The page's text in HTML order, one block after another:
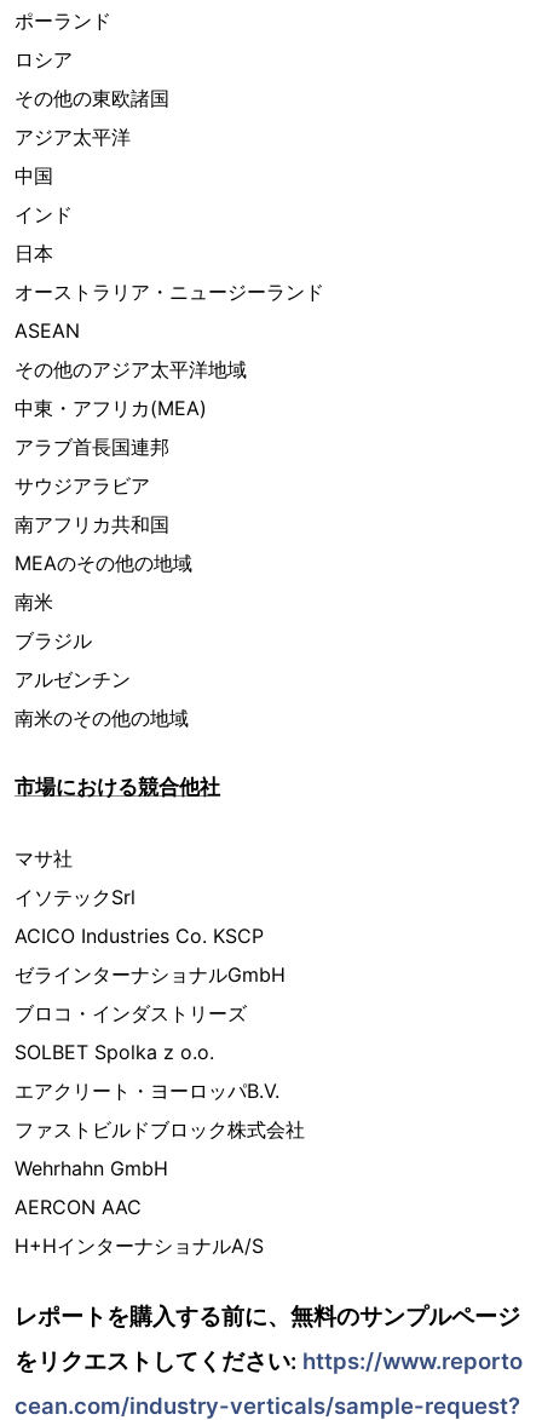
ポーランド
ロシア
その他の東欧諸国
アジア太平洋
中国
インド
日本
オーストラリア・ニュージーランド
ASEAN
その他のアジア太平洋地域
中東・アフリカ(MEA)
アラブ首長国連邦
サウジアラビア
南アフリカ共和国
MEAのその他の地域
南米
ブラジル
アルゼンチン
南米のその他の地域
市場における競合他社
マサ社
イソテックSrl
ACICO Industries Co. KSCP
ゼラインターナショナルGmbH
ブロコ・インダストリーズ
SOLBET Spolka z o.o.
エアクリート・ヨーロッパB.V.
ファストビルドブロック株式会社
Wehrhahn GmbH
AERCON AAC
H+HインターナショナルA/S
レポートを購入する前に、無料のサンプルページ
をリクエストしてください: https://www.reporto
cean.com/industry-verticals/sample-request?